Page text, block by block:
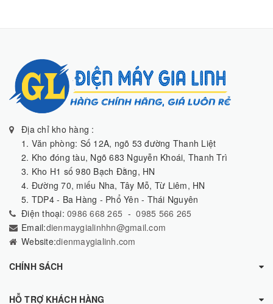
Địa chỉ kho hàng :
1. Văn phòng: Số 12A, ngõ 53 đường Thanh Liệt
2. Kho đóng tàu, Ngõ 683 Nguyễn Khoái, Thanh Trì
3. Kho H1 số 980 Bạch Đằng, HN
4. Đường 70, miếu Nha, Tây Mỗ, Từ Liêm, HN
5. TDP4 - Ba Hàng - Phổ Yên - Thái Nguyên
Điện thoại: 0986 668 265 -0985 566 265
Email:dienmaygialinhhn@gmail.com
Website:dienmaygialinh.com
CHÍNH SÁCH
HỖ TRỢ KHÁCH HÀNG